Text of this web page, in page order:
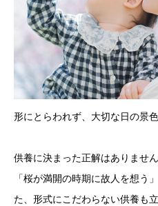
形にとらわれず、大切な日の景
供養に決まった正解はありません
「桜が満開の時期に故人を想う
た、形式にこだわらない供養も立